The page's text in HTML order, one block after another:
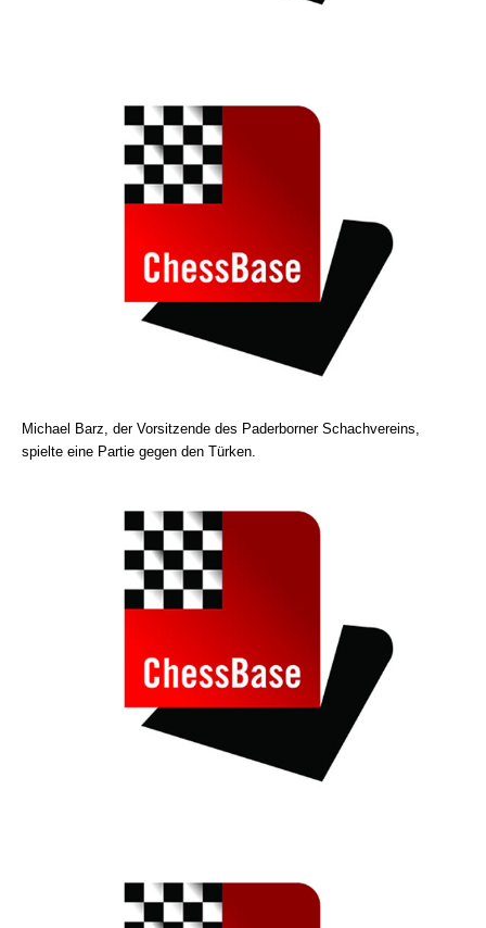
Michael Barz, der Vorsitzende des Paderborner Schachvereins,
spielte eine Partie gegen den Türken.